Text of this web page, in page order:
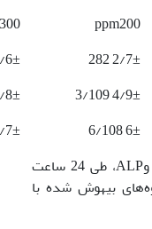
ppm200
2/7± 282
6/190
4/9± 3/109
96
6± 6/108
67
جدول4- فعالیت آنزیم‌های AST،ALT وALP، طی 24 ساعت
بیهوش شده با